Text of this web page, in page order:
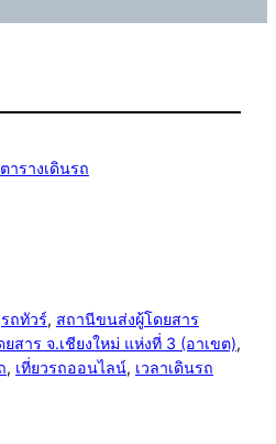
ตารางเดินรถ
รถทัวร์, สถานีขนส่งผู้โดยสาร
สาร จ.เชียงใหม่ แห่งที่ 3 (อาเขต)
, เที่ยวรถออนไลน์, เวลาเดินรถ